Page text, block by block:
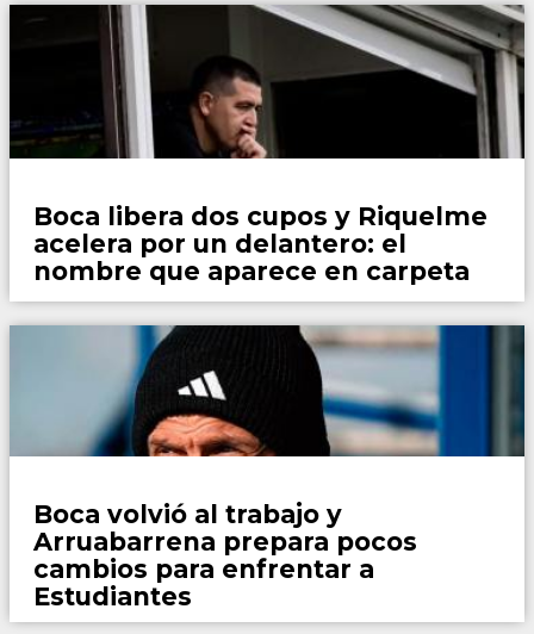
Boca libera dos cupos y Riquelme
acelera por un delantero: el
nombre que aparece en carpeta
Boca volvió al trabajo y
Arruabarrena prepara pocos
cambios para enfrentar a
Estudiantes